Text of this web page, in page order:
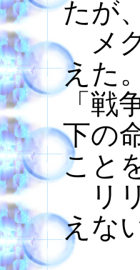
たが
メグ
えた。
「戦
下の
こと
リ
えな